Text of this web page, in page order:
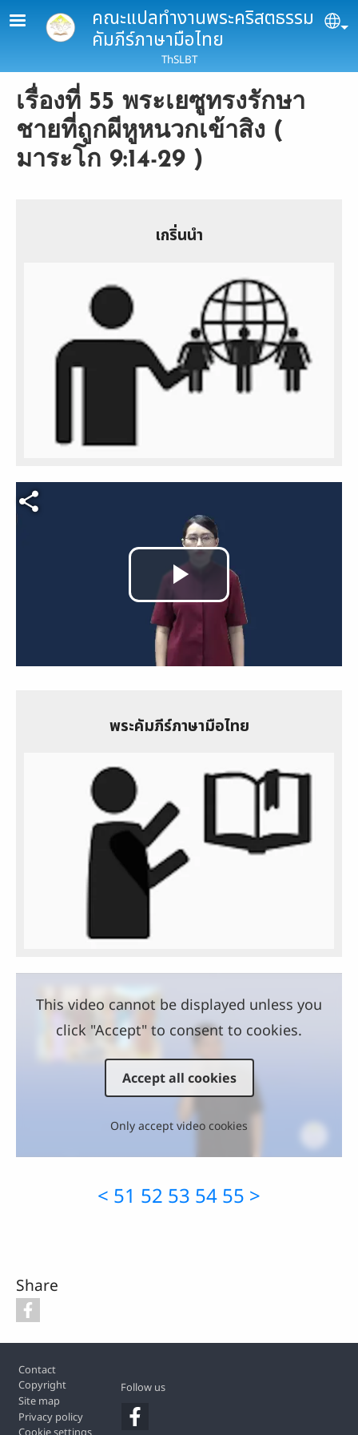
Skip to main contentคณะแปลทำงานพระคริสตธรรม
คัมภีร์ภาษามือไทย
ThSLBT
เรื่องที่ 55 พระเยซูทรงรักษา
ชายที่ถูกผีหูหนวกเข้าสิง (
มาระโก 9:14-29 )
เกริ่นนำ
Video file
Play
Video
พระคัมภีร์ภาษามือไทย
This video cannot be displayed unless you
click "Accept" to consent to cookies.
Accept all cookies
Only accept video cookies
< 51 52 53 54 55 >
Share
Contact
Copyright
Site map
Privacy policy
Cookie settings
Follow us